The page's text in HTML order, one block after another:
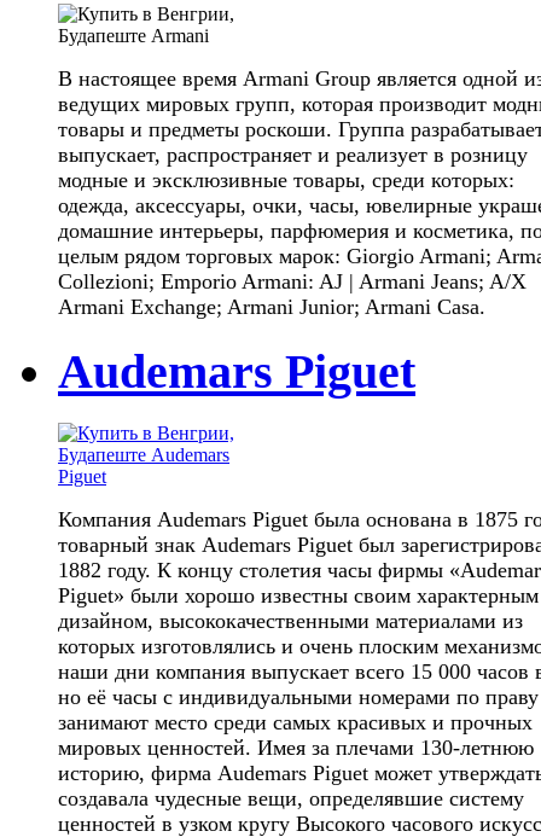
В настоящее время Armani Group является одной
ведущих мировых групп, которая производит
товары и предметы роскоши. Группа
выпускает, распространяет и реализует в розницу
модные и эксклюзивные товары, среди которых:
одежда, аксессуары, очки, часы, ювелирные
домашние интерьеры, парфюмерия и косметика,
целым рядом торговых марок: Giorgio Armani;
Collezioni; Emporio Armani: AJ | Armani Jeans; A/X
Armani Exchange; Armani Junior; Armani Casa.
Audemars Piguet
Компания Audemars Piguet была основана в 1875
товарный знак Audemars Piguet был
1882 году. К концу столетия часы фирмы
Piguet» были хорошо известны своим характерным
дизайном, высококачественными материалами из
которых изготовлялись и очень плоским
наши дни компания выпускает всего 15 000 часов
но её часы с индивидуальными номерами по праву
занимают место среди самых красивых и прочных
мировых ценностей. Имея за плечами 130-летнюю
историю, фирма Audemars Piguet может
создавала чудесные вещи, определявшие систему
ценностей в узком кругу Высокого часового